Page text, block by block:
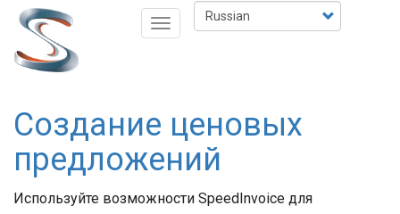
Перейти
основному
содержанию
Select
your
Toggle
Создание ценовых
предложений
Используйте возможности SpeedInvoice для